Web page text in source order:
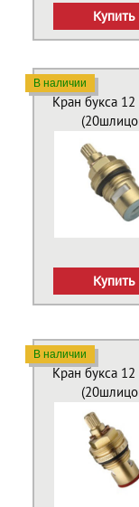
Купить
Кран букса
В наличии
Купить
Кран букса
В наличии